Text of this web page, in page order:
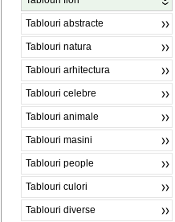
Tablouri abstracte
Tablouri natura
Tablouri arhitectura
Tablouri celebre
Tablouri animale
Tablouri masini
Tablouri people
Tablouri culori
Tablouri diverse